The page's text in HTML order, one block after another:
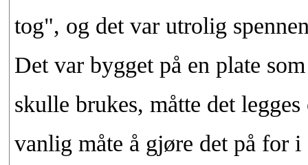
tog", og det var utrolig
Det var bygget på en plate
skulle brukes, måtte det
vanlig måte å gjøre det på for